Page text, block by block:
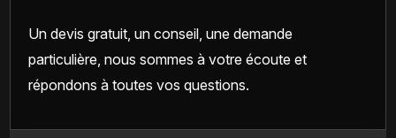
Un devis gratuit, un conseil, une demande
particulière, nous sommes à votre écoute et
répondons à toutes vos questions.